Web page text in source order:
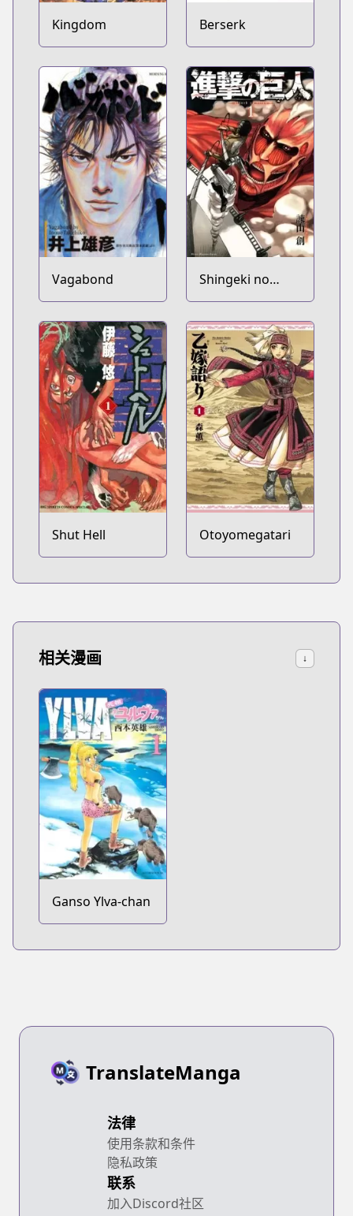
Kingdom Berserk
Vagabond
Shingeki no
Kyojin
Shut Hell Otoyomegatari
相关漫画 ↓
Ganso Ylva-chan
TranslateManga
法律
使用条款和条件
隐私政策
联系
加入Discord社区